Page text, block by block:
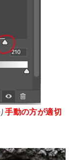
手動の方が適切